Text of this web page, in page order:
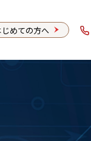
じめての方へ